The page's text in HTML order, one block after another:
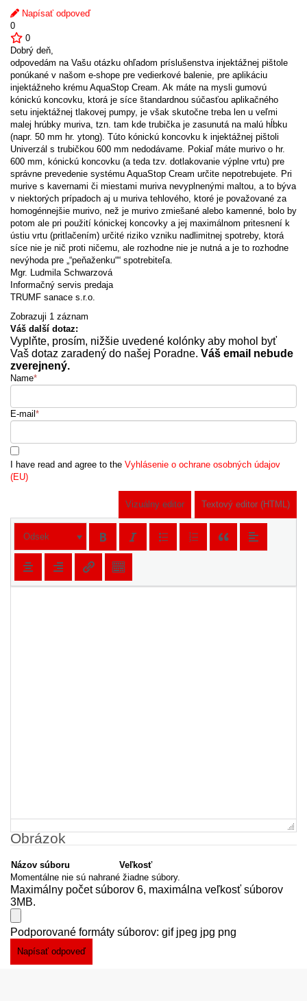
Napísať odpoveď
0
0
Dobrý deň,
odpovedám na Vašu otázku ohľadom príslušenstva injektážnej pištole
ponúkané v našom e-shope pre vedierkové balenie, pre aplikáciu
injektážneho krému AquaStop Cream. Ak máte na mysli gumovú
kónickú koncovku, ktorá je síce štandardnou súčasťou aplikačného
setu injektážnej tlakovej pumpy, je však skutočne treba len u veľmi
malej hrúbky muriva, tzn. tam kde trubička je zasunutá na malú hĺbku
(napr. 50 mm hr. ytong). Túto kónickú koncovku k injektážnej pištoli
Univerzál s trubičkou 600 mm nedodávame. Pokiaľ máte murivo o hr.
600 mm, kónickú koncovku (a teda tzv. dotlakovanie výplne vrtu) pre
správne prevedenie systému AquaStop Cream určite nepotrebujete. Pri
murive s kavernami či miestami muriva nevyplnenými maltou, a to býva
v niektorých prípadoch aj u muriva tehlového, ktoré je považované za
homogénnejšie murivo, než je murivo zmiešané alebo kamenné, bolo by
potom ale pri použití kónickej koncovky a jej maximálnom pritesnení k
ústiu vrtu (pritlačením) určité riziko vzniku nadlimitnej spotreby, ktorá
síce nie je nič proti ničemu, ale rozhodne nie je nutná a je to rozhodne
nevýhoda pre „“peňaženku““ spotrebiteľa.
Mgr. Ludmila Schwarzová
Informačný servis predaja
TRUMF sanace s.r.o.
Zobrazuji 1 záznam
Váš další dotaz:
Vyplňte, prosím, nižšie uvedené kolónky aby mohol byť
Vaš dotaz zaradený do našej Poradne. Váš email nebude
zverejnený.
Name*
E-mail *
I have read and agree to the Vyhlásenie o ochrane osobných údajov
(EU)
Vizuálny editor Textový editor (HTML)
Odsek
Obrázok
Názov súboru
Veľkosť
Momentálne nie sú nahrané žiadne súbory.
Maximálny počet súborov 6, maximálna veľkosť súborov
3MB.
Podporované formáty súborov: gif jpeg jpg png